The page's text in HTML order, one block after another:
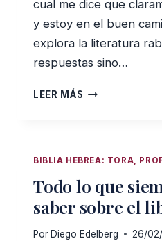
cual me dice que
y estoy en el buen
explora la literatura
respuestas sino…
LEER MÁS LOS
BIBLIA HEBREA: TORA,
Todo lo que
saber sobre el
Por Diego Edelberg 26/